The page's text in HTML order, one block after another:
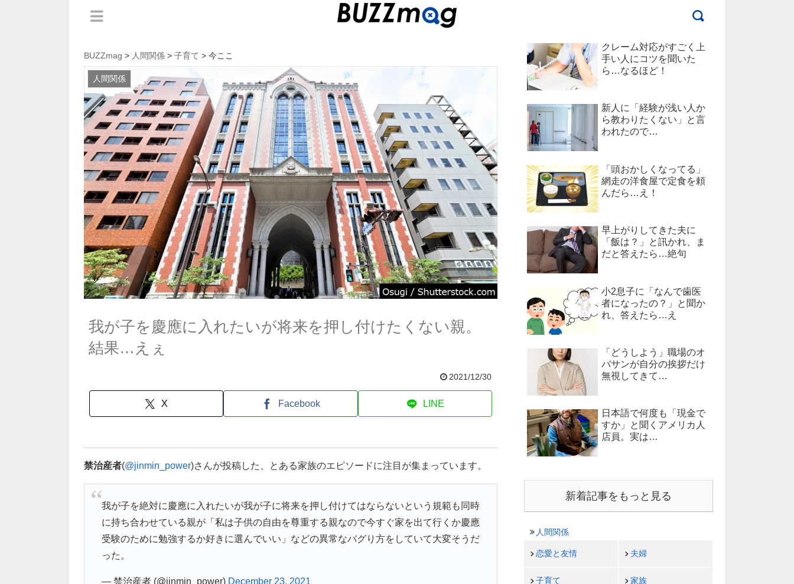
BUZZmag > 人間関係 > 子育て > 今ここ
人間関係
我が子を慶應に入れたいが将来を押し付けたくない親。
結果…えぇ
2021/12/30
X Facebook LINE
禁治産者(@jinmin_power)さんが投稿した、とある家族のエピソードに注目が集まっています。
我が子を絶対に慶應に入れたいが我が子に将来を押し付けてはならないという規範も同時
に持ち合わせている親が「私は子供の自由を尊重する親なので今すぐ家を出て行くか慶應
受験のために勉強するか好きに選んでいい」などの異常なバグり方をしていて大変そうだ
った。
— 禁治産者 (@jinmin_power) December 23, 2021
クレーム対応がすごく上
手い人にコツを聞いた
ら…なるほど！
新人に「経験が浅い人か
ら教わりたくない」と言
われたので…
「頭おかしくなってる」
網走の洋食屋で定食を頼
んだら…え！
早上がりしてきた夫に
「飯は？」と訊かれ、ま
だと答えたら…絶句
小2息子に「なんで歯医
者になったの？」と聞か
れ、答えたら…え
「どうしよう」職場のオ
バサンが自分の挨拶だけ
無視してきて…
日本語で何度も「現金で
すか」と聞くアメリカ人
店員。実は…
新着記事をもっと見る
人間関係
恋愛と友情 夫婦
子育て 家族